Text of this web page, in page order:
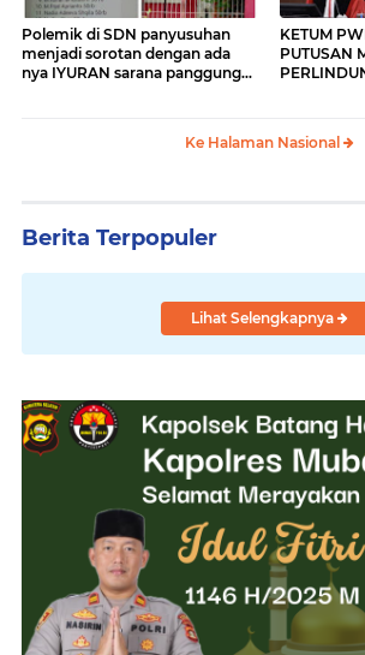
Polemik di SDN panyusuhan
menjadi sorotan dengan ada
nya IYURAN sarana panggung
KETUM
PUTUSAN
Ke Halaman Nasional
Berita Terpopuler
Lihat Selengkapnya